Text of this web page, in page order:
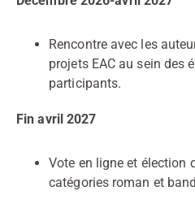
Rencontre avec les
projets EAC au sein des
participants.
Fin avril 2027
Vote en ligne et élection
catégories roman et